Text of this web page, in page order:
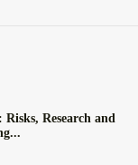
Risks, Research and